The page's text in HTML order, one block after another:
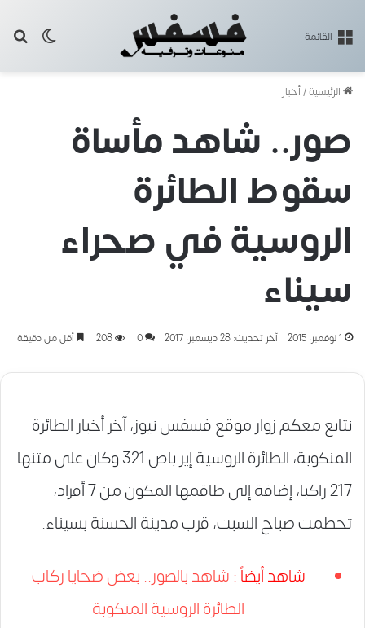
القائمة
الرئيسية/أخبار
صور.. شاهد مأساة
سقوط الطائرة
الروسية في صحراء
سيناء
1 نوفمبر، 2015 آخر تحديث: 28 ديسمبر، 2017 0
208 أقل من دقيقة
نتابع معكم زوار موقع فسفس نيوز، آخر أخبار الطائرة
المنكوبة، الطائرة الروسية إير باص 321 وكان على متنها
217 راكبا، إضافة إلى طاقمها المكون من 7 أفراد،
تحطمت صباح السبت، قرب مدينة الحسنة بسيناء.
شاهد أيضاً :شاهد بالصور.. بعض ضحايا ركاب
الطائرة الروسية المنكوبة